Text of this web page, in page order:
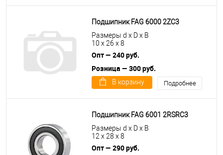
Подшипник FAG 6000 2ZC3
Размеры d x D x B
10 x 26 x 8
Опт — 240 руб.
Розница — 300 руб.
В корзину Подробнее
Подшипник FAG 6001 2RSRC3
Размеры d x D x B
12 x 28 x 8
Опт — 290 руб.